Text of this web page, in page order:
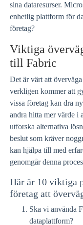
sina dataresurser.
enhetlig plattform för
företag?
Viktiga
till Fabric
Det är värt att
verkligen kommer att
vissa företag kan dra
andra hitta mer värde i
utforska alternativa
beslut som kräver
kan hjälpa till med
genomgår denna
Här är 10 viktiga
företag att
Ska vi använda
dataplattform?